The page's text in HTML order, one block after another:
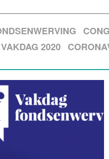
VAKDAG 2020